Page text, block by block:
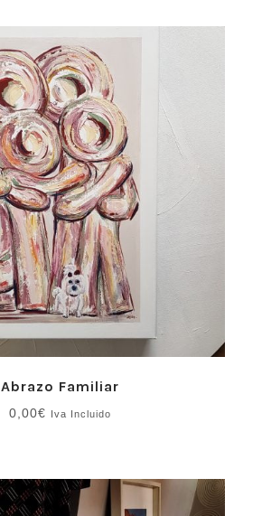
Abrazo Familiar
0,00€ Iva Incluido